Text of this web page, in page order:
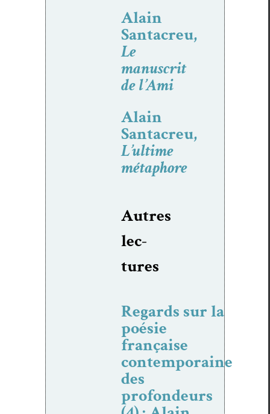
Alain
Santacreu,
Le
manuscrit
de l’Ami
Alain
Santacreu,
L’ultime
métaphore
Autres
lec­
tures
Regards sur la
poésie
française
contemporaine
des
profondeurs